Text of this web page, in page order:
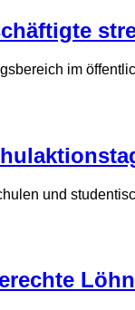
im
und